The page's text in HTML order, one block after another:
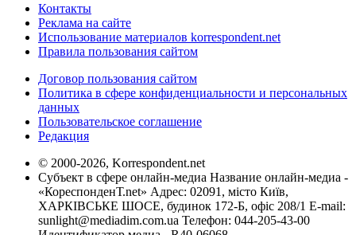
Контакты
Реклама на сайте
Использование материалов korrespondent.net
Правила пользования сайтом
Договор пользования сайтом
Политика в сфере конфиденциальности и персональных
данных
Пользовательское соглашение
Редакция
© 2000-2026, Korrespondent.net
Субъект в сфере онлайн-медиа Название онлайн-медиа -
«КореспонденТ.net» Адрес: 02091, місто Київ,
ХАРКІВСЬКЕ ШОСЕ, будинок 172-Б, офіс 208/1 E-mail:
sunlight@mediadim.com.ua Телефон: 044-205-43-00